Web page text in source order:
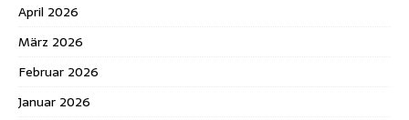
April 2026
März 2026
Februar 2026
Januar 2026